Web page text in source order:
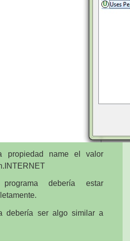
propiedad name el valor
debería estar
debería ser algo similar a